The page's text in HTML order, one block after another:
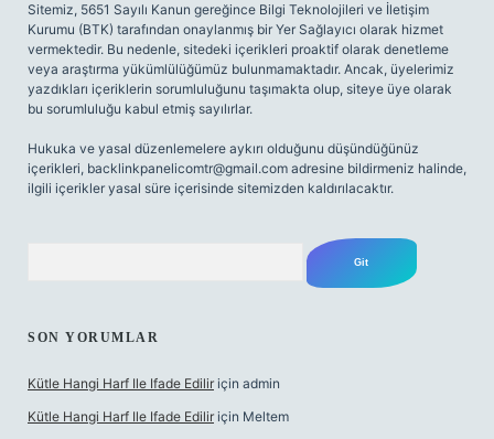
Sitemiz, 5651 Sayılı Kanun gereğince Bilgi Teknolojileri ve İletişim
Kurumu (BTK) tarafından onaylanmış bir Yer Sağlayıcı olarak hizmet
vermektedir. Bu nedenle, sitedeki içerikleri proaktif olarak denetleme
veya araştırma yükümlülüğümüz bulunmamaktadır. Ancak, üyelerimiz
yazdıkları içeriklerin sorumluluğunu taşımakta olup, siteye üye olarak
bu sorumluluğu kabul etmiş sayılırlar.
Hukuka ve yasal düzenlemelere aykırı olduğunu düşündüğünüz
içerikleri, backlinkpanelicomtr@gmail.com adresine bildirmeniz halinde,
ilgili içerikler yasal süre içerisinde sitemizden kaldırılacaktır.
SON YORUMLAR
Kütle Hangi Harf Ile Ifade Edilir için admin
Kütle Hangi Harf Ile Ifade Edilir için Meltem